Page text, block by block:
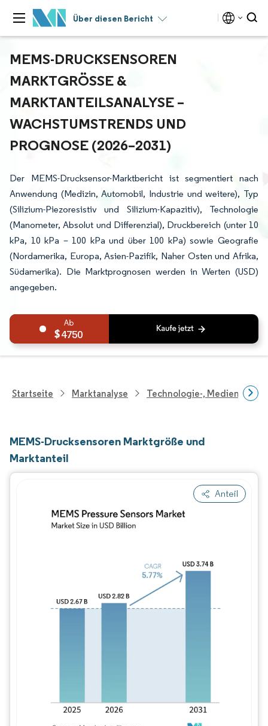
Über diesen Bericht
MEMS-DRUCKSENSOREN
MARKTGRÖSSE & M
ARKTANTEILSANALYSE – W
ACHSTUMSTRENDS UND P
ROGNOSE (2026–2031)
Der MEMS-Drucksensor-Marktbericht ist segmentiert nach
Anwendung (Medizin, Automobil, Industrie und weitere), Typ
(Silizium-Piezoresistiv und Silizium-Kapazitiv), Technologie
(Manometer, Absolut und Differenzial), Druckbereich (unter 10
kPa, 10 kPa – 100 kPa und über 100 kPa) sowie Geografie
(Nordamerika, Europa, Asien-Pazifik, Naher Osten und Afrika,
Südamerika). Die Marktprognosen werden in Werten (USD)
angegeben.
4750
Startseite Marktanalyse Technologie-, Medien- Und
MEMS-Drucksensoren Marktgröße und
Marktanteil
Anteil